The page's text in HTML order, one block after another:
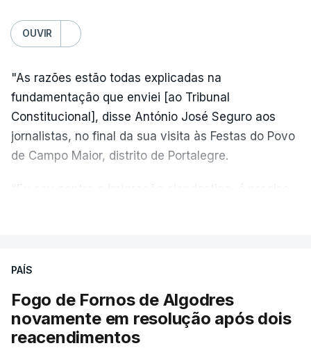
OUVIR
"As razões estão todas explicadas na
fundamentação que enviei [ao Tribunal
Constitucional], disse António José Seguro aos
jornalistas, no final da sua visita às Festas do Povo
de Campo Maior, distrito de Portalegre.
nada disto é incompatível com tratarmos com
crianças", acrescentou.
António José Seguro mostrou dúvidas sobre se é
PAÍS
Fogo de Fornos de Algodres
novamente em resolução após dois
reacendimentos